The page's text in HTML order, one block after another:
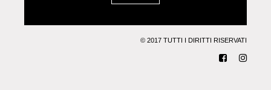
© 2017 TUTTI I DIRITTI RISERVATI